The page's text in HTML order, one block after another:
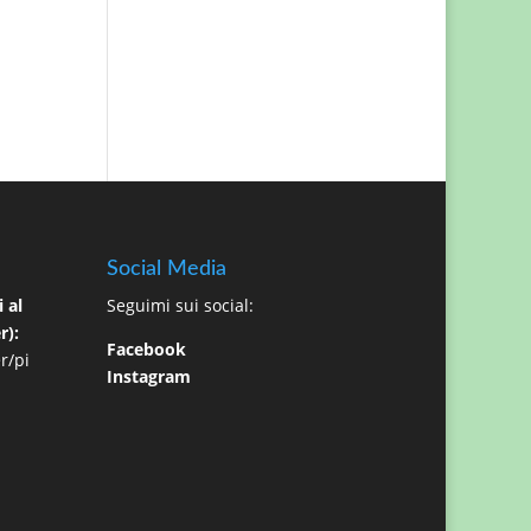
al
pi
Social Media
Seguimi sui social:
Facebook
Instagram